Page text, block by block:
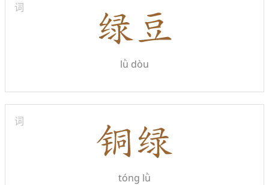
词
lǜ dòu
词
tóng lǜ